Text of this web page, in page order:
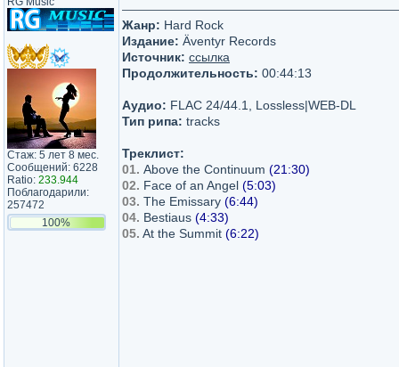
Стаж: 5 лет 8 мес.
Сообщений: 6228
Ratio: 233.944
Поблагодарили:
257472
100%
Жанр: Hard Rock
Издание: Äventyr Records
Источник: ссылка
Продолжительность: 00:44:13
Аудио: FLAC 24/44.1, Lossless|WEB-DL
Тип рипа: tracks
Треклист:
01. Above the Continuum (21:30)
02. Face of an Angel (5:03)
03. The Emissary (6:44)
04. Bestiaus (4:33)
05. At the Summit (6:22)